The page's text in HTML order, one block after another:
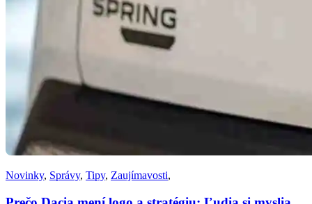
Novinky, Správy, Tipy, Zaujímavosti,